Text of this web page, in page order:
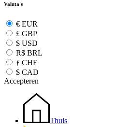
Valuta's
€ EUR
£ GBP
$ USD
R$ BRL
ƒ CHF
$ CAD
Accepteren
Thuis